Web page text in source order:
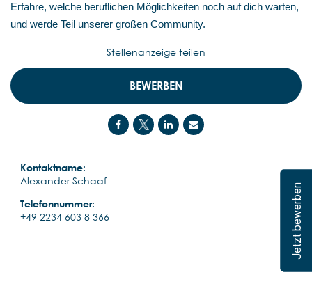
Jetzt bewerben
Erfahre, welche beruflichen Möglichkeiten noch auf dich warten,
und werde Teil unserer großen Community.
BEWERBEN
Kontaktname:
Alexander Schaaf
Telefonnummer:
+49 2234 603 8 366
Stellenanzeige teilen